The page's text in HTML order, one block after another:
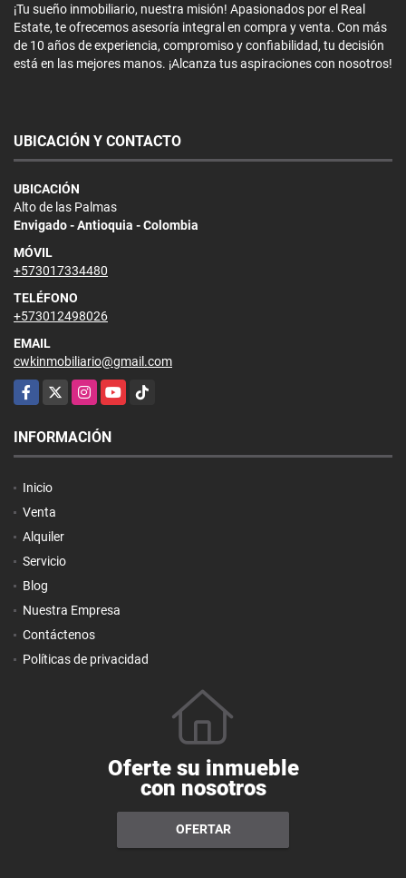
¡Tu sueño inmobiliario, nuestra misión! Apasionados por el Real
Estate, te ofrecemos asesoría integral en compra y venta. Con más
de 10 años de experiencia, compromiso y confiabilidad, tu decisión
está en las mejores manos. ¡Alcanza tus aspiraciones con nosotros!
UBICACIÓN Y CONTACTO
UBICACIÓN
Alto de las Palmas
Envigado - Antioquia - Colombia
MÓVIL
+573017334480
TELÉFONO
+573012498026
EMAIL
cwkinmobiliario@gmail.com
Facebook
X InstagramYouTubeTikTok
INFORMACIÓN
Inicio
Venta
Alquiler
Servicio
Blog
Nuestra Empresa
Contáctenos
Políticas de privacidad
Oferte su inmueble
con nosotros
OFERTAR